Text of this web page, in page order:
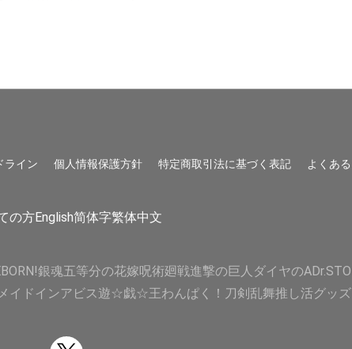
ライン 個人情報保護方針 特定商取引法に基づく表記 よくあ
の方English简体字繁体中文
銀魂五等分の花嫁呪術廻戦進撃の巨人 ダイヤのA
メイドインアビス遊☆戯☆王わんぱく！刀剣乱舞推し活グッズ